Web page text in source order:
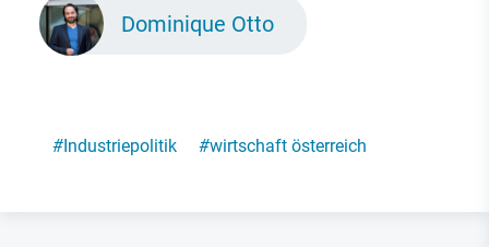
Dominique Otto
#Industriepolitik #wirtschaft österreich